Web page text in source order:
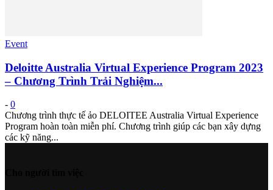
Event
Deloitte Australia Virtual Experience Program 2023
– Chương Trình Trải Nghiệm...
- 0
Chương trình thực tế ảo DELOITEE Australia Virtual Experience
Program hoàn toàn miễn phí. Chương trình giúp các bạn xây dựng
các kỹ năng...